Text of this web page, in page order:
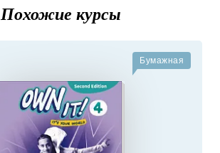
Похожие курсы
Бумажная